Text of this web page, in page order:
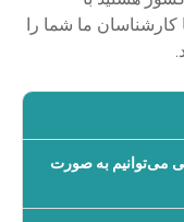
کارشناسان ما شما را
می‌توانیم به صورت